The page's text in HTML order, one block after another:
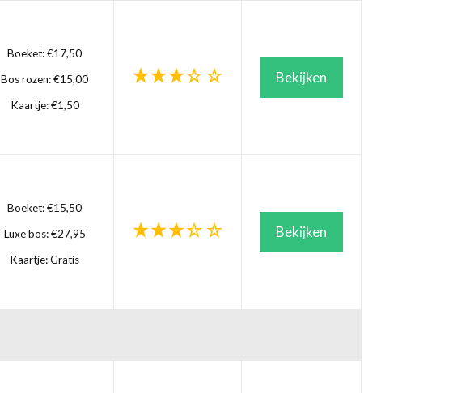
Boeket: €17,50
Bos rozen: €15,00
Kaartje: €1,50
Bekijken
Boeket: €15,50
Luxe bos: €27,95
Kaartje: Gratis
Bekijken